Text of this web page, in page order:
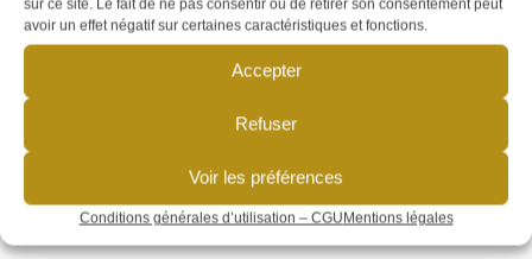
sur ce site. Le fait de ne pas consentir ou de retirer son consentement peut
avoir un effet négatif sur certaines caractéristiques et fonctions.
Accepter
Refuser
Voir les préférences
Conditions générales d’utilisation – CGUMentions légales